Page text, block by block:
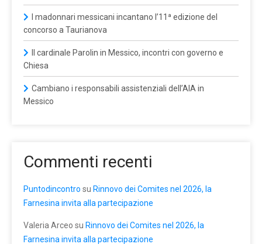
I madonnari messicani incantano l’11ª edizione del
concorso a Taurianova
Il cardinale Parolin in Messico, incontri con governo e
Chiesa
Cambiano i responsabili assistenziali dell’AIA in
Messico
Commenti recenti
Puntodincontro su Rinnovo dei Comites nel 2026, la
Farnesina invita alla partecipazione
Valeria Arceo su Rinnovo dei Comites nel 2026, la
Farnesina invita alla partecipazione